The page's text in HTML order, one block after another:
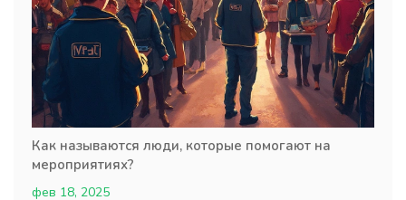
Как называются люди, которые помогают на
мероприятиях?
фев 18, 2025